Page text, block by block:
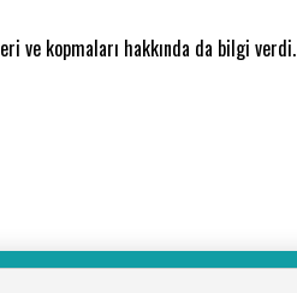
ve kopmaları hakkında da bilgi verdi.